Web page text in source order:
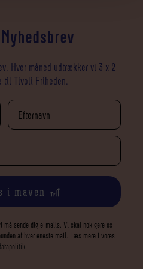
Hver måned udtrækker vi 3 x 2
til Tivoli Friheden.
i maven 🎢
sende dig e-mails. Vi skal nok gøre os
af hver eneste mail. Læs mere i vores
.